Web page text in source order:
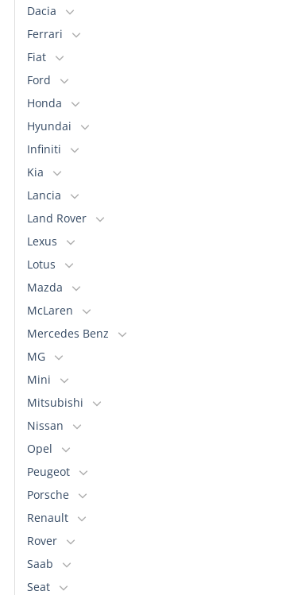
Dacia
Ferrari
Fiat
Ford
Honda
Hyundai
Infiniti
Kia
Lancia
Land Rover
Lexus
Lotus
Mazda
McLaren
Mercedes Benz
MG
Mini
Mitsubishi
Nissan
Opel
Peugeot
Porsche
Renault
Rover
Saab
Seat